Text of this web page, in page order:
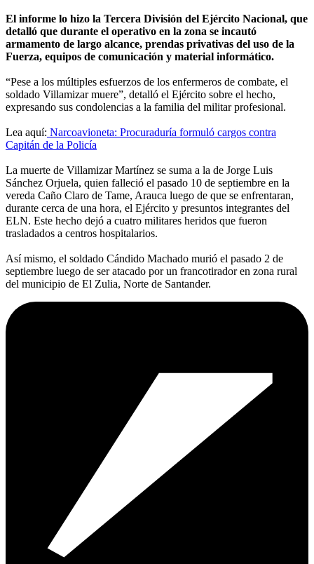
El informe lo hizo la Tercera División del Ejército Nacional, que
detalló que durante el operativo en la zona se incautó
armamento de largo alcance, prendas privativas del uso de la
Fuerza, equipos de comunicación y material informático.
“Pese a los múltiples esfuerzos de los enfermeros de combate, el
soldado Villamizar muere”, detalló el Ejército sobre el hecho,
expresando sus condolencias a la familia del militar profesional.
Lea aquí: Narcoavioneta: Procuraduría formuló cargos contra
Capitán de la Policía
La muerte de Villamizar Martínez se suma a la de Jorge Luis
Sánchez Orjuela, quien falleció el pasado 10 de septiembre en la
vereda Caño Claro de Tame, Arauca luego de que se enfrentaran,
durante cerca de una hora, el Ejército y presuntos integrantes del
ELN. Este hecho dejó a cuatro militares heridos que fueron
trasladados a centros hospitalarios.
Así mismo, el soldado Cándido Machado murió el pasado 2 de
septiembre luego de ser atacado por un francotirador en zona rural
del municipio de El Zulia, Norte de Santander.